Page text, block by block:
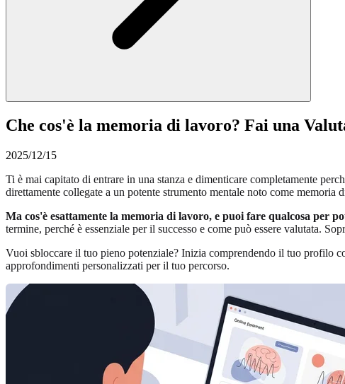
Che cos'è la memoria di lavoro? Fai una
2025/12/15
Ti è mai capitato di entrare in una stanza e dimenticare completamente
direttamente collegate a un potente strumento mentale noto come memoria
Ma cos'è esattamente la memoria di lavoro, e puoi fare qualcosa per
termine, perché è essenziale per il successo e come può essere valutata.
Vuoi sbloccare il tuo pieno potenziale? Inizia comprendendo il tuo profilo
approfondimenti personalizzati per il tuo percorso.